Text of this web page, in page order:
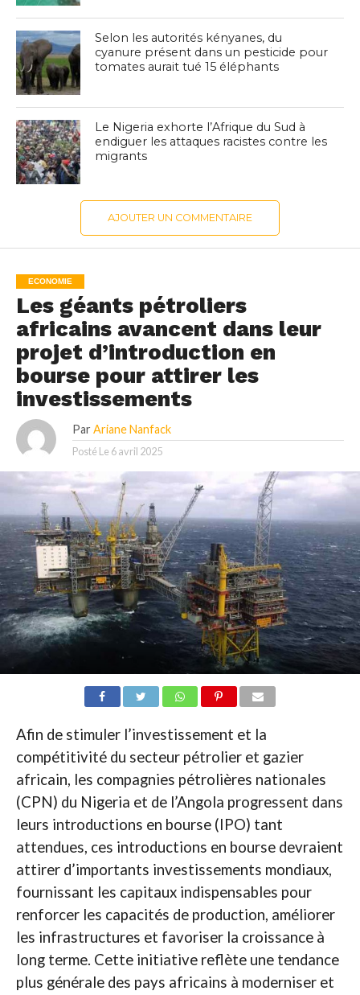
Selon les autorités kényanes, du
cyanure présent dans un pesticide pour
tomates aurait tué 15 éléphants
Le Nigeria exhorte l’Afrique du Sud à
endiguer les attaques racistes contre les
migrants
AJOUTER UN COMMENTAIRE
ECONOMIE
Les géants pétroliers
africains avancent dans leur
projet d’introduction en
bourse pour attirer les
investissements
Par Ariane Nanfack
Posté Le 6 avril 2025
Afin de stimuler l’investissement et la
compétitivité du secteur pétrolier et gazier
africain, les compagnies pétrolières nationales
(CPN) du Nigeria et de l’Angola progressent dans
leurs introductions en bourse (IPO) tant
attendues, ces introductions en bourse devraient
attirer d’importants investissements mondiaux,
fournissant les capitaux indispensables pour
renforcer les capacités de production, améliorer
les infrastructures et favoriser la croissance à
long terme. Cette initiative reflète une tendance
plus générale des pays africains à moderniser et